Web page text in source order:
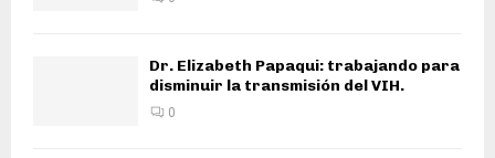
Dr. Elizabeth Papaqui: trabajando para
disminuir la transmisión del VIH.
0